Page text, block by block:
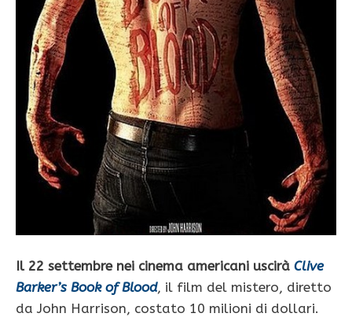
Il 22 settembre nei cinema americani uscirà Clive
Barker’s Book of Blood, il film del mistero, diretto
da John Harrison, costato 10 milioni di dollari.